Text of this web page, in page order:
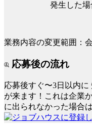
発生した場
業務内容の変更範囲：
応募後の流れ
応募後すぐ〜3日以内に
が来ます！これは企業
に出られなかった場合は